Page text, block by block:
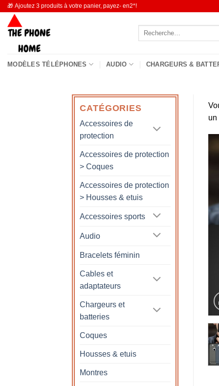
Passer
contenu
🎁 Ajoutez 3 produits à votre panier, payez- en2*!
Recherche
MODÈLES TÉLÉPHONES AUDIO CHARGEURS &
CATÉGORIES
Accessoires de
protection
Accessoires de protection
> Coques
Accessoires de protection
> Housses & etuis
Accessoires sports
Audio
Bracelets féminin
Cables et
adaptateurs
Chargeurs et
batteries
Coques
Housses & etuis
Montres
un